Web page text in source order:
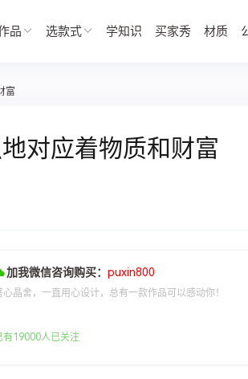
品 选款式 学知识 买家秀 材质
富
对应着物质和财富
加我微信咨询购买： puxin800
心晶舍，一直用心设计，总有一款作品可以感动你！
有19000人已关注